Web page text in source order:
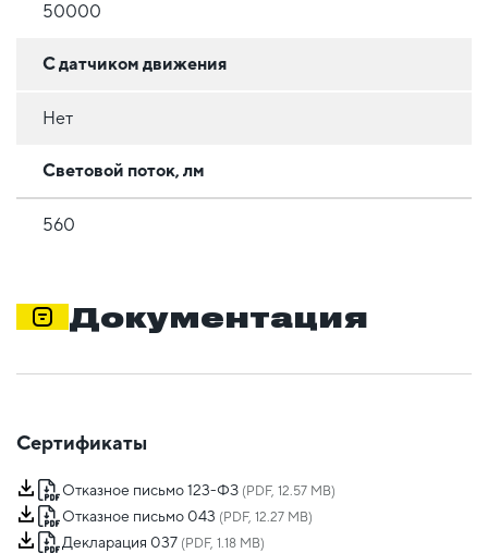
50000
С датчиком движения
Нет
Световой поток, лм
560
Документация
Сертификаты
Отказное письмо 123-ФЗ (PDF, 12.57 MB)
Отказное письмо 043 (PDF, 12.27 MB)
Декларация 037 (PDF, 1.18 MB)